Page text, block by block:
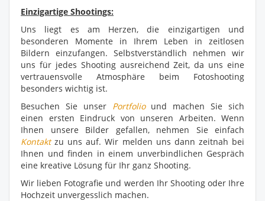
Einzigartige Shootings:
Uns liegt es am Herzen, die einzigartigen und
besonderen Momente in Ihrem Leben in zeitlosen
Bildern einzufangen. Selbstverständlich nehmen wir
uns für jedes Shooting ausreichend Zeit, da uns eine
vertrauensvolle Atmosphäre beim Fotoshooting
besonders wichtig ist.
Besuchen Sie unser Portfoliound machen Sie sich
einen ersten Eindruck von unseren Arbeiten. Wenn
Ihnen unsere Bilder gefallen, nehmen Sie einfach
Kontaktzu uns auf. Wir melden uns dann zeitnah bei
Ihnen und finden in einem unverbindlichen Gespräch
eine kreative Lösung für Ihr ganz Shooting.
Wir lieben Fotografie und werden Ihr Shooting oder Ihre
Hochzeit unvergesslich machen.